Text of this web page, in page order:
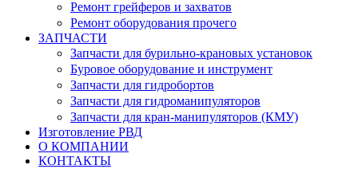
Ремонт грейферов и захватов
Ремонт оборудования прочего
ЗАПЧАСТИ
Запчасти для бурильно-крановых установок
Буровое оборудование и инструмент
Запчасти для гидробортов
Запчасти для гидроманипуляторов
Запчасти для кран-манипуляторов (КМУ)
Изготовление РВД
О КОМПАНИИ
КОНТАКТЫ